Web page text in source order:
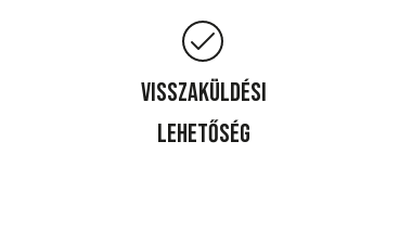
Visszaküldési
lehetőség